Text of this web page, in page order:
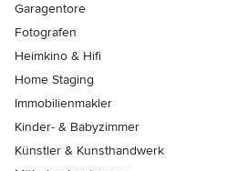
Garagentore
Fotografen
Heimkino & Hifi
Home Staging
Immobilienmakler
Kinder- & Babyzimmer
Künstler & Kunsthandwerk